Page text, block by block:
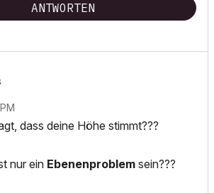
ANTWORTEN
dass deine Höhe stimmt???
nur ein Ebenenproblem sein???